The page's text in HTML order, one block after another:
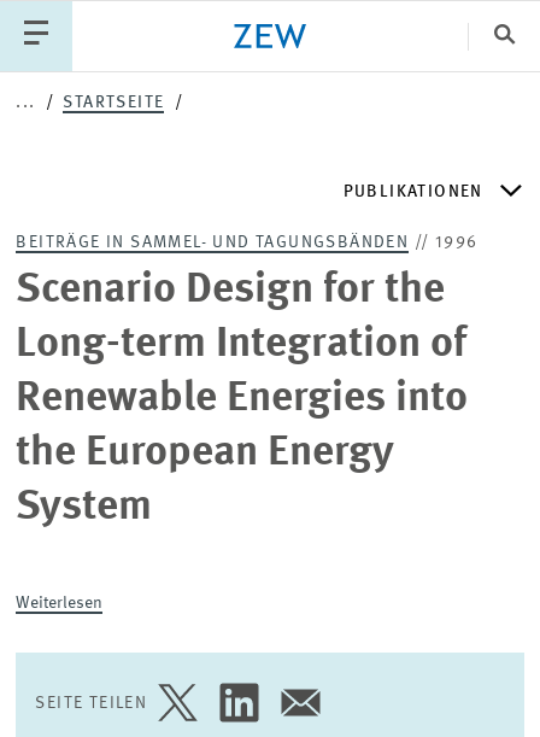
... STARTSEITE
PUBLIKATIONEN
ZEW DISCUSSION PAPERS
ZEW-PERIODIKA
ZEW-GUTACHTEN UND FORSCHUNGSBERICHTE
Scenario Design for the
Long-term Integration of
Renewable Energies into
the European Energy
System
BEITRÄGE IN SAMMEL- UND TAGUNGSBÄNDEN // 1996
Weiterlesen
SEITE TEILEN
SEITE
SEITE
SEITE